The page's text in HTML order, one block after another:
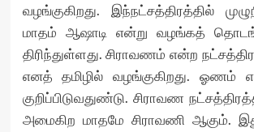
வழங்குகிறது. இந்நட்சத்திரத்தில்
மாதம் ஆஷாடி என்று வழங்கத்
திரிந்துள்ளது. சிராவணம் என்ற
எனத் தமிழில் வழங்குகிறது. ஓணம்
குறிப்பிடுவதுண்டு. சிராவண
அமைகிற மாதமே சிராவணி ஆகும்.